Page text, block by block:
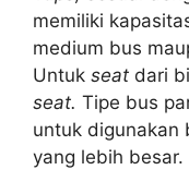
memiliki
medium bus
Untuk seat dari
seat. Tipe bus
untuk digunakan
yang lebih besar.